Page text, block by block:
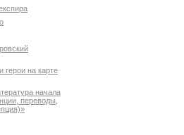
герои на карте
начала
переводы,